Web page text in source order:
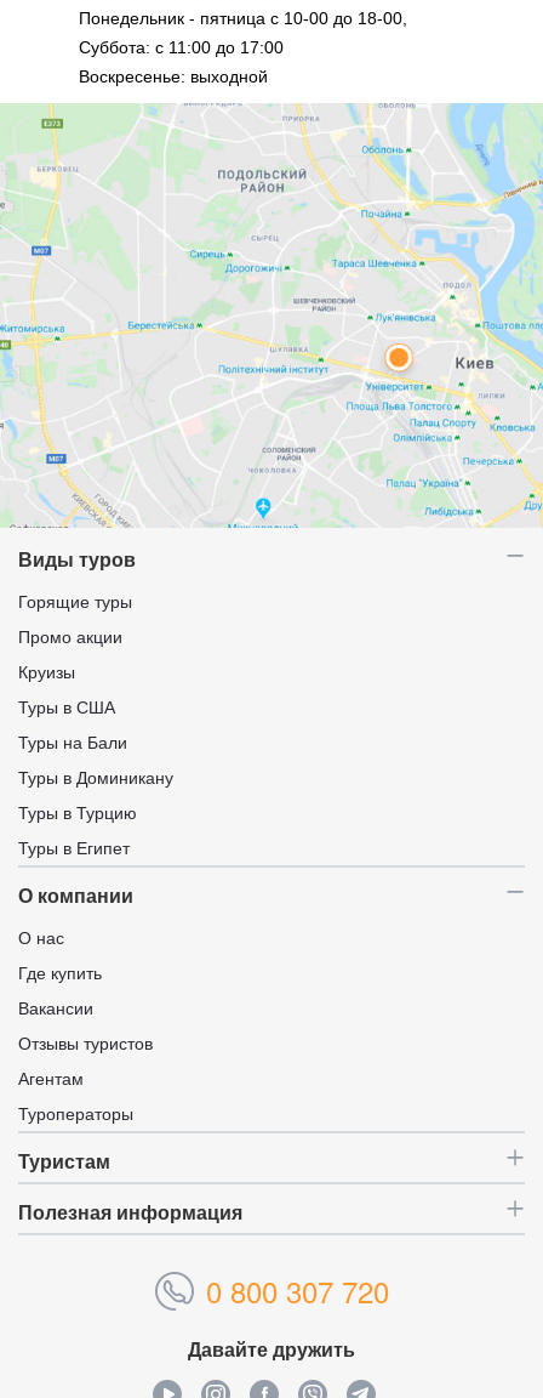
Понедельник - пятница с 10-00 до 18-00,
Суббота: с 11:00 до 17:00
Воскресенье: выходной
Виды туров
Горящие туры
Промо акции
Круизы
Туры в США
Туры на Бали
Туры в Доминикану
Туры в Турцию
Туры в Египет
О компании
О нас
Где купить
Вакансии
Отзывы туристов
Агентам
Туроператоры
Туристам
Полезная информация
0 800 307 720
Давайте дружить